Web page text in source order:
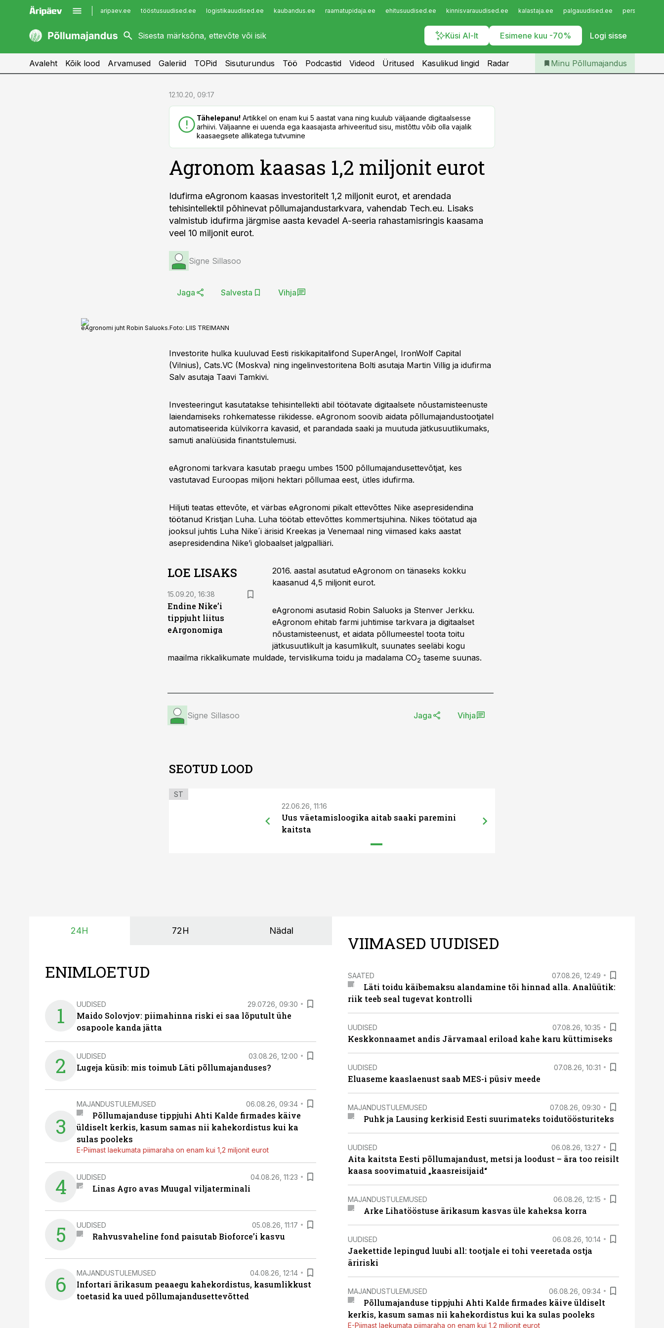
aripaev.ee tööstusuudised.ee logistikauudised.ee kaubandus.ee raamatupidaja.ee ehitusuudised.ee kinnisvarauudised.ee kalastaja.ee palgauudised.ee
Küsi AI-lt Esimene kuu -70% Logi sisse
kaubandus.ee
kinnisvarauudised.ee
imelineajalugu.ee
Infopank
Iseteenindus
Telli Põllumajandus
Avaleht Kõik lood Arvamused Galeriid TOPid Sisuturundus Töö Podcastid Videod Üritused Kasulikud lingid Radar Minu Põllumajandus
12.10.20, 09:17
Tähelepanu! Artikkel on enam kui 5 aastat vana ning kuulub väljaande digitaalsesse
arhiivi. Väljaanne ei uuenda ega kaasajasta arhiveeritud sisu, mistõttu võib olla vajalik
kaasaegsete allikatega tutvumine
Agronom kaasas 1,2 miljonit eurot
Idufirma eAgronom kaasas investoritelt 1,2 miljonit eurot, et arendada
tehisintellektil põhinevat põllumajandustarkvara, vahendab Tech.eu. Lisaks
valmistub idufirma järgmise aasta kevadel A-seeria rahastamisringis kaasama
veel 10 miljonit eurot.
Signe Sillasoo
Jaga Salvesta Vihja
eAgronomi juht Robin Saluoks.Foto: LIIS TREIMANN
Investorite hulka kuuluvad Eesti riskikapitalifond SuperAngel, IronWolf Capital
(Vilnius), Cats.VC (Moskva) ning ingelinvestoritena Bolti asutaja Martin Villig ja idufirma
Salv asutaja Taavi Tamkivi.
Investeeringut kasutatakse tehisintellekti abil töötavate digitaalsete nõustamisteenuste
laiendamiseks rohkematesse riikidesse. eAgronom soovib aidata põllumajandustootjatel
automatiseerida külvikorra kavasid, et parandada saaki ja muutuda jätkusuutlikumaks,
samuti analüüsida finantstulemusi.
eAgronomi tarkvara kasutab praegu umbes 1500 põllumajandusettevõtjat, kes
vastutavad Euroopas miljoni hektari põllumaa eest, ütles idufirma.
Hiljuti teatas ettevõte, et värbas eAgronomi pikalt ettevõttes Nike asepresidendina
töötanud Kristjan Luha. Luha töötab ettevõttes kommertsjuhina. Nikes töötatud aja
jooksul juhtis Luha Nike´i ärisid Kreekas ja Venemaal ning viimased kaks aastat
asepresidendina Nike’i globaalset jalgpalliäri.
LOE LISAKS
15.09.20, 16:38
Endine Nike’i
tippjuht liitus
eArgonomiga
2016. aastal asutatud eAgronom on tänaseks kokku
kaasanud 4,5 miljonit eurot.
eAgronomi asutasid Robin Saluoks ja Stenver Jerkku.
eAgronom ehitab farmi juhtimise tarkvara ja digitaalset
nõustamisteenust, et aidata põllumeestel toota toitu
jätkusuutlikult ja kasumlikult, suunates seeläbi kogu
maailma rikkalikumate muldade, tervislikuma toidu ja madalama CO2 taseme suunas.
Signe Sillasoo Jaga Vihja
SEOTUD LOOD
ST
22.06.26, 11:16
Uus väetamisloogika aitab saaki paremini
kaitsta
24H 72H Nädal
ENIMLOETUD
1 UUDISED 29.07.26, 09:30
Maido Solovjov: piimahinna riski ei saa lõputult ühe
osapoole kanda jätta
2 UUDISED 03.08.26, 12:00
Lugeja küsib: mis toimub Läti põllumajanduses?
3
MAJANDUSTULEMUSED 06.08.26, 09:34
Põllumajanduse tippjuhi Ahti Kalde firmades käive
üldiselt kerkis, kasum samas nii kahekordistus kui ka
sulas pooleks
E-Piimast laekumata piimaraha on enam kui 1,2 miljonit eurot
4 UUDISED 04.08.26, 11:23
Linas Agro avas Muugal viljaterminali
5 UUDISED 05.08.26, 11:17
Rahvusvaheline fond paisutab Bioforce’i kasvu
6 MAJANDUSTULEMUSED 04.08.26, 12:14
Infortari ärikasum peaaegu kahekordistus, kasumlikkust
toetasid ka uued põllumajandusettevõtted
VIIMASED UUDISED
SAATED 07.08.26, 12:49
Läti toidu käibemaksu alandamine tõi hinnad alla. Analüütik:
riik teeb seal tugevat kontrolli
UUDISED 07.08.26, 10:35
Keskkonnaamet andis Järvamaal eriload kahe karu küttimiseks
UUDISED 07.08.26, 10:31
Eluaseme kaaslaenust saab MES-i püsiv meede
MAJANDUSTULEMUSED 07.08.26, 09:30
Puhk ja Lausing kerkisid Eesti suurimateks toidutöösturiteks
UUDISED 06.08.26, 13:27
Aita kaitsta Eesti põllumajandust, metsi ja loodust – ära too reisilt
kaasa soovimatuid „kaasreisijaid“
MAJANDUSTULEMUSED 06.08.26, 12:15
Arke Lihatööstuse ärikasum kasvas üle kaheksa korra
UUDISED 06.08.26, 10:14
Jaekettide lepingud luubi all: tootjale ei tohi veeretada ostja
äririski
MAJANDUSTULEMUSED 06.08.26, 09:34
Põllumajanduse tippjuhi Ahti Kalde firmades käive üldiselt
kerkis, kasum samas nii kahekordistus kui ka sulas pooleks
E-Piimast laekumata piimaraha on enam kui 1,2 miljonit eurot